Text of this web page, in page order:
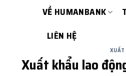
VỀ HUMANBANK
LIÊN HỆ
Xuất khẩu lao